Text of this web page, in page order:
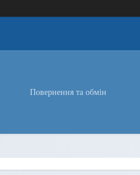
Повернення та обмін